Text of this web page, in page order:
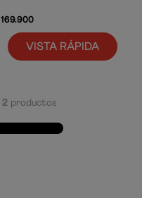
169.900
VISTA RÁPIDA
2 productos